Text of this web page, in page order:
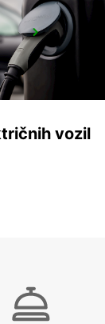
vozil